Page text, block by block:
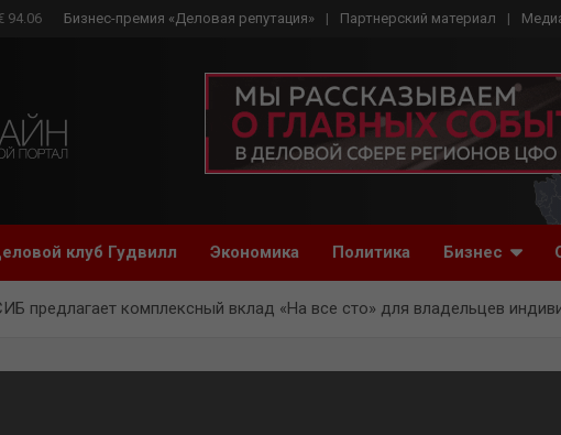
94.06 Бизнес-премия «Деловая репутация» Партнерский материал
клуб Гудвилл Экономика Политика Бизнес
предлагает комплексный вклад «На все сто» для владельцев